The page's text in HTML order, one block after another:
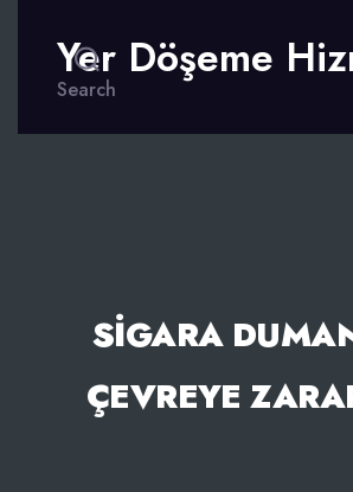
Search
Yer Döşeme
SIGARA
ÇEVREYE